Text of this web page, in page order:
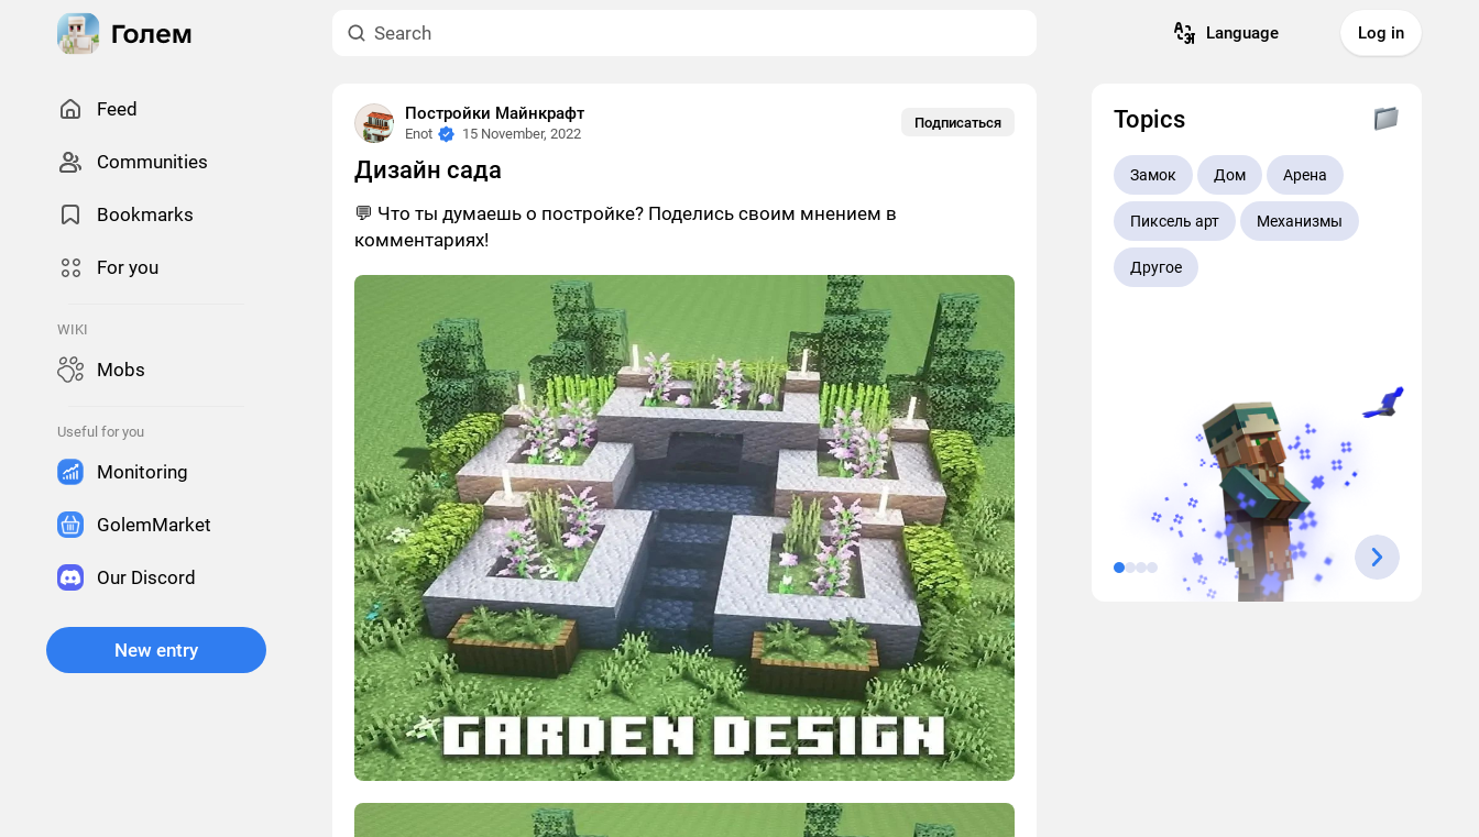
Language Log in
Feed
Сommunities
Bookmarks
For you
WIKI
Mobs
Useful for you
Monitoring
GolemMarket
Our Discord
New entry
Постройки Майнкрафт
Enot 15 November, 2022
Подписаться
Дизайн сада
💬 Что ты думаешь о постройке? Поделись своим мнением в
комментариях!
Topics
Замок Дом Арена
Пиксель арт Механизмы
Другое